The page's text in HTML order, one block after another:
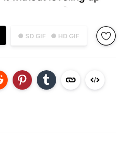
● SD GIF ● HD GIF